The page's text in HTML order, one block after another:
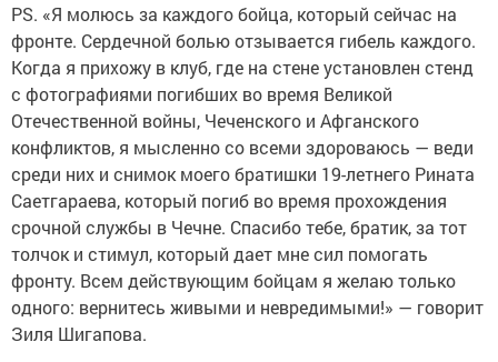
PS. «Я молюсь за каждого бойца, который сейчас на
фронте. Сердечной болью отзывается гибель каждого.
Когда я прихожу в клуб, где на стене установлен стенд
с фотографиями погибших во время Великой
Отечественной войны, Чеченского и Афганского
конфликтов, я мысленно со всеми здороваюсь — веди
среди них и снимок моего братишки 19-летнего Рината
Саетгараева, который погиб во время прохождения
срочной службы в Чечне. Спасибо тебе, братик, за тот
толчок и стимул, который дает мне сил помогать
фронту. Всем действующим бойцам я желаю только
одного: вернитесь живыми и невредимыми!» — говорит
Зиля Шигапова.